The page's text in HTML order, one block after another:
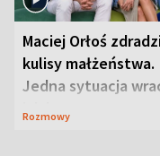
Maciej Orłoś
kulisy małżeństwa.
Jedna sytuacja
jak bumerang
Rozmowy